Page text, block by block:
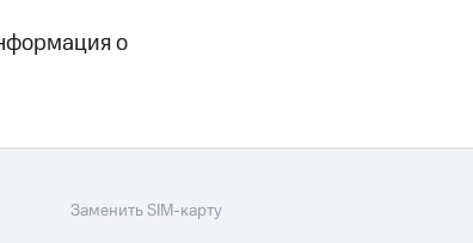
о
Заменить SIM-карту